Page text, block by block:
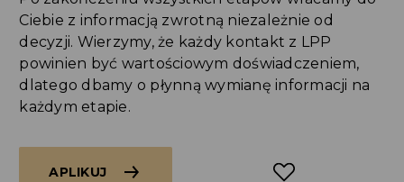
Ciebie z informacją zwrotną niezależnie od
decyzji. Wierzymy, że każdy kontakt z LPP
powinien być wartościowym doświadczeniem,
dlatego dbamy o płynną wymianę informacji na
każdym etapie.
APLIKUJ